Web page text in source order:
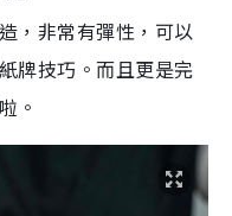
，非常有彈性，可以
牌技巧。而且更是完
。